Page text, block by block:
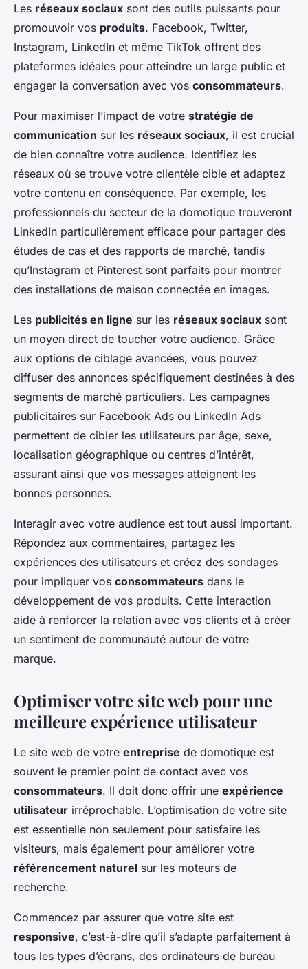
Les réseaux sociaux sont des outils puissants pour
promouvoir vos produits. Facebook, Twitter,
Instagram, LinkedIn et même TikTok offrent des
plateformes idéales pour atteindre un large public et
engager la conversation avec vos consommateurs.
Pour maximiser l’impact de votre stratégie de
communication sur les réseaux sociaux, il est crucial
de bien connaître votre audience. Identifiez les
réseaux où se trouve votre clientèle cible et adaptez
votre contenu en conséquence. Par exemple, les
professionnels du secteur de la domotique trouveront
LinkedIn particulièrement efficace pour partager des
études de cas et des rapports de marché, tandis
qu’Instagram et Pinterest sont parfaits pour montrer
des installations de maison connectée en images.
Les publicités en ligne sur les réseaux sociaux sont
un moyen direct de toucher votre audience. Grâce
aux options de ciblage avancées, vous pouvez
diffuser des annonces spécifiquement destinées à des
segments de marché particuliers. Les campagnes
publicitaires sur Facebook Ads ou LinkedIn Ads
permettent de cibler les utilisateurs par âge, sexe,
localisation géographique ou centres d’intérêt,
assurant ainsi que vos messages atteignent les
bonnes personnes.
Interagir avec votre audience est tout aussi important.
Répondez aux commentaires, partagez les
expériences des utilisateurs et créez des sondages
pour impliquer vos consommateurs dans le
développement de vos produits. Cette interaction
aide à renforcer la relation avec vos clients et à créer
un sentiment de communauté autour de votre
marque.
Optimiser votre site web pour une
meilleure expérience utilisateur
Le site web de votre entreprise de domotique est
souvent le premier point de contact avec vos
consommateurs. Il doit donc offrir une expérience
utilisateur irréprochable. L’optimisation de votre site
est essentielle non seulement pour satisfaire les
visiteurs, mais également pour améliorer votre
référencement naturel sur les moteurs de
recherche.
Commencez par assurer que votre site est
responsive, c’est-à-dire qu’il s’adapte parfaitement à
tous les types d’écrans, des ordinateurs de bureau